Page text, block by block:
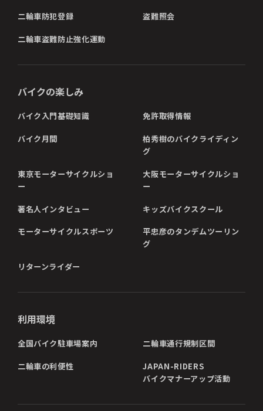
二輪車防犯登録 盗難照会
二輪車盗難防止強化運動
バイクの楽しみ
バイク入門基礎知識 免許取得情報
バイク月間
柏秀樹のバイクライディン
グ
東京モーターサイクルショ
ー
大阪モーターサイクルショ
ー
著名人インタビュー キッズバイクスクール
モーターサイクルスポーツ
平忠彦のタンデムツーリン
グ
リターンライダー
利用環境
全国バイク駐車場案内 二輪車通行規制区間
二輪車の利便性
JAPAN-RIDERS
バイクマナーアップ活動